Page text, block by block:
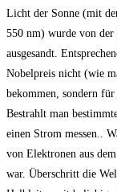
Licht der Sonne (mit
550 nm) wurde von der
ausgesandt.
Nobelpreis nicht (wie
bekommen, sondern
Bestrahlt man
einen Strom messen..
von Elektronen aus
war. Überschritt die